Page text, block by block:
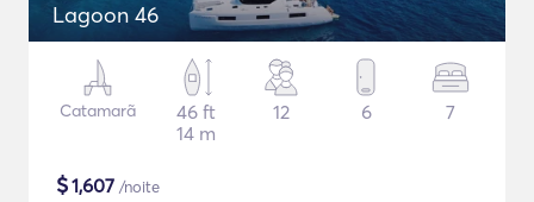
Lagoon 46
Catamarã
46 ft
14 m
12 6 7
$1,607 /noite